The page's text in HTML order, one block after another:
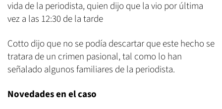
vida de la periodista, quien dijo que la vio por última
vez a las 12:30 de la tarde
Cotto dijo que no se podía descartar que este hecho se
tratara de un crimen pasional, tal como lo han
señalado algunos familiares de la periodista.
Novedades en el caso